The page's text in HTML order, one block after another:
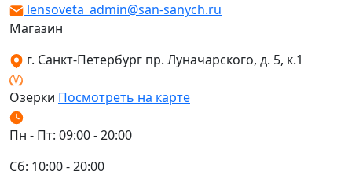
lensoveta_admin@san-sanych.ru
Магазин
г. Санкт-Петербург пр. Луначарского, д. 5, к.1
Озерки Посмотреть на карте
Пн - Пт: 09:00 - 20:00
Сб: 10:00 - 20:00